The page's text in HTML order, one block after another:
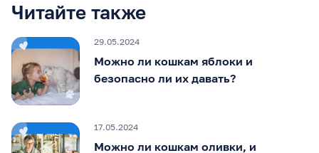
Читайте также
29.05.2024
Можно ли кошкам яблоки и
безопасно ли их давать?
17.05.2024
Можно ли кошкам оливки, и